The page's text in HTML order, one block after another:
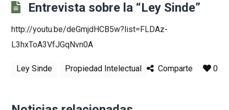
Entrevista sobre la “Ley Sinde”
http://youtu.be/deGmjdHCB5w?list=FLDAz-
L3hxToA3VfJGqNvn0A
Ley Sinde Propiedad Intelectual Comparte 0